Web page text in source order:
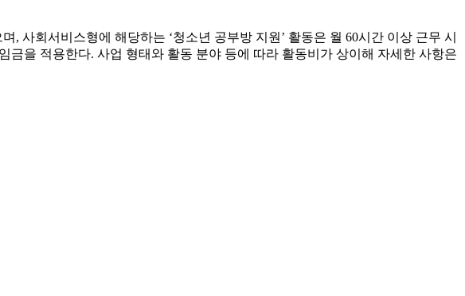
, 사회서비스형에 해당하는 ‘청소년 공부방 지원’ 활동은 월 60시간 이상 근무 시
금을 적용한다. 사업 형태와 활동 분야 등에 따라 활동비가 상이해 자세한 사항은